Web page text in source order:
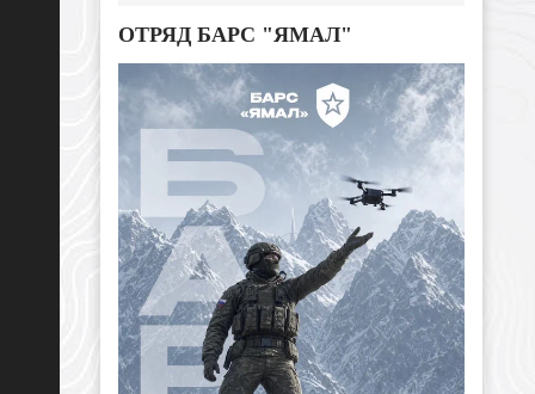
ОТРЯД БАРС "ЯМАЛ"